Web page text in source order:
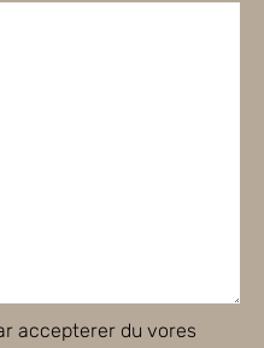
accepterer du vores